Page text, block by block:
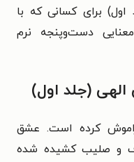
برای کسانی که با
دست‌وپنجه نرم
(جلد اول)
کرده است. عشق
و صلیب کشیده شده